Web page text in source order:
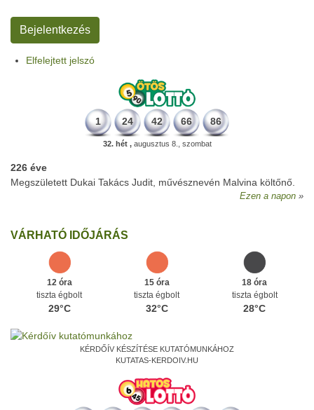
Elfelejtett jelszó
1 24 42 66 86
32. hét ,augusztus 8., szombat
226 éve
Megszületett Dukai Takács Judit, művésznevén Malvina költőnő.
Ezen a napon
VÁRHATÓ IDŐJÁRÁS
12 óra
tiszta égbolt
29°C
15 óra
tiszta égbolt
32°C
18 óra
tiszta égbolt
28°C
KÉRDŐÍV KÉSZÍTÉSE KUTATÓMUNKÁHOZ
KUTATAS-KERDOIV.HU